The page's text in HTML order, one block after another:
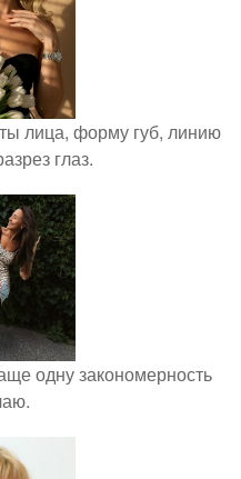
лица, форму губ, линию
глаз.
одну закономерность